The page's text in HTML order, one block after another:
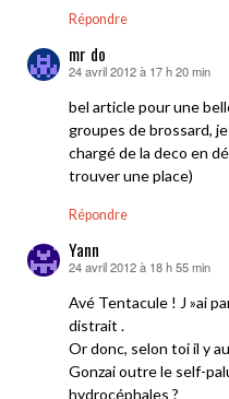
Répondre
mr do
dit :
24 avril 2012 à 17 h 20 min
bel article pour une
groupes de brossard,
chargé de la deco en
trouver une place)
Répondre
Yann
dit :
24 avril 2012 à 18 h 55 min
Avé Tentacule ! J »ai
distrait .
Or donc, selon toi il y
Gonzai outre le self-
hydrocéphales ?